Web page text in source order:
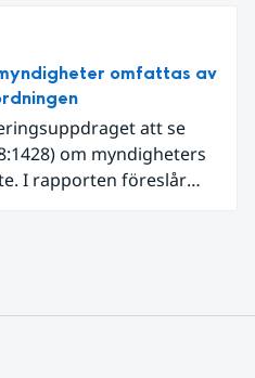
omfattas av
att se
om myndigheters
I rapporten föreslår